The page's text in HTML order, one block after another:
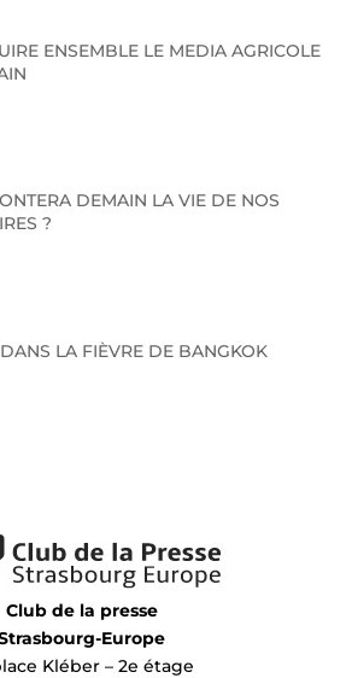
ENSEMBLE LE MEDIA AGRICOLE
DEMAIN LA VIE DE NOS
?
LA FIÈVRE DE BANGKOK
Club de la presse
Europe
Kléber – 2e étage